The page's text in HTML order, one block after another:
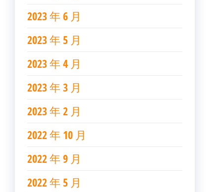
2023 年 6 月
2023 年 5 月
2023 年 4 月
2023 年 3 月
2023 年 2 月
2022 年 10 月
2022 年 9 月
2022 年 5 月